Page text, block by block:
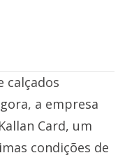
calçados
a empresa
Card, um
condições de